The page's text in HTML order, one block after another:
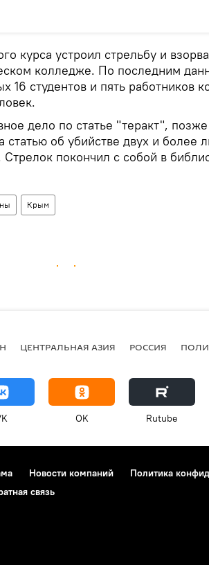
курса устроил стрельбу и
колледже. По последним
16 студентов и пять работников
дело по статье "теракт",
статью об убийстве двух и более
покончил с собой в
Крым
ЦЕНТРАЛЬНАЯ АЗИЯ РОССИЯ
OK Rutube
Новости компаний Политика
связь